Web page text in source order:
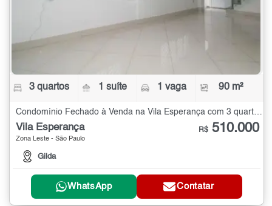
3 quartos 1 suíte 1 vaga 90 m²
Vila Esperança
Zona Leste - São Paulo
Gilda
R$ 510.000
WhatsApp Contatar